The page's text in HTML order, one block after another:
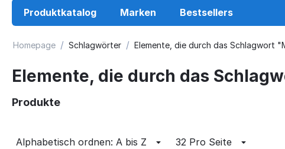
Produktkatalog Marken Bestsellers
Homepage / Schlagwörter / Elemente, die durch das Schlagwort
Elemente, die durch das
Produkte
Alphabetisch ordnen: A bis Z 32 Pro Seite